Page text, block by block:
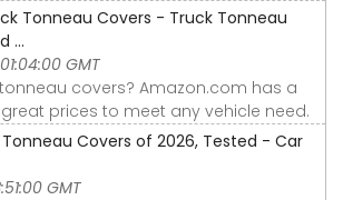
Tonneau Covers - Truck Tonneau
...
GMT
covers? Amazon.com has a
prices to meet any vehicle need.
Covers of 2026, Tested - Car
GMT